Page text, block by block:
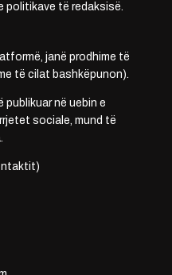
politikave të redaksisë.
janë prodhime të
të cilat bashkëpunon).
në uebin e
sociale, mund të